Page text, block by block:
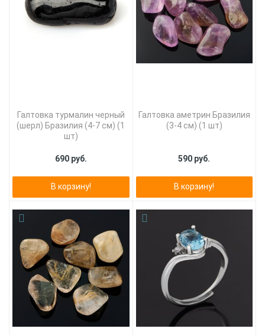
Галтовка турмалин черный
(шерл) Бразилия (4-7 см) (1
шт)
690 руб.
В корзину!
Галтовка аметрин Бразилия
(3-4 см) (1 шт)
590 руб.
В корзину!